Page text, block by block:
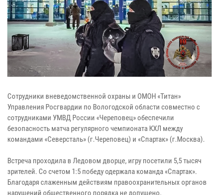
Сотрудники вневедомственной охраны и ОМОН «Титан»
Управления Росгвардии по Вологодской области совместно с
сотрудниками УМВД России «Череповец» обеспечили
безопасность матча регулярного чемпионата КХЛ между
командами «Северсталь» (г.Череповец) и «Спартак» (г.Москва).
Встреча проходила в Ледовом дворце, игру посетили 5,5 тысяч
зрителей. Со счетом 1:5 победу одержала команда «Спартак».
Благодаря слаженным действиям правоохранительных органов
нарушений общественного порядка не допущено.